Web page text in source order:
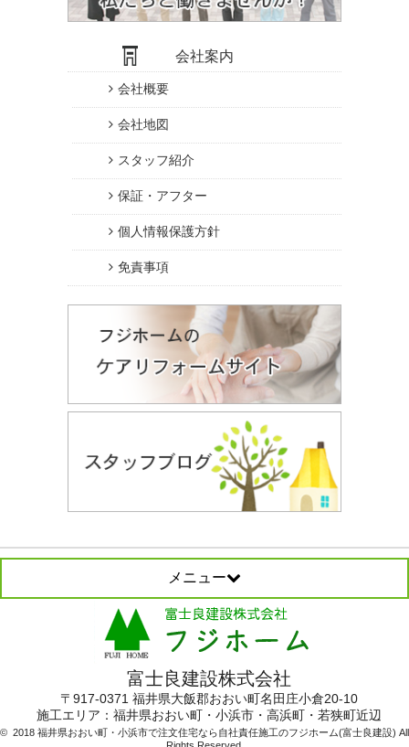
会社案内
会社概要
会社地図
スタッフ紹介
保証・アフター
個人情報保護方針
免責事項
メニュー
富士良建設株式会社
〒917-0371 福井県大飯郡おおい町名田庄小倉20-10
施工エリア： 福井県おおい町・小浜市・高浜町・若狭町近辺
© 2018 福井県おおい町・小浜市で注文住宅なら自社責任施工のフジホーム(富士良建設) All